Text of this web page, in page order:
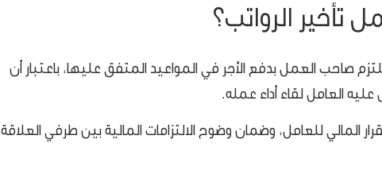
الرواتب؟
صاحب العمل بدفع الأجر في المواعيد المتفق عليها، باعتبار أن
عليه العامل لقاء أداء عمله.
المالي للعامل، وضمان وضوح الالتزامات المالية بين طرفي العلاقة